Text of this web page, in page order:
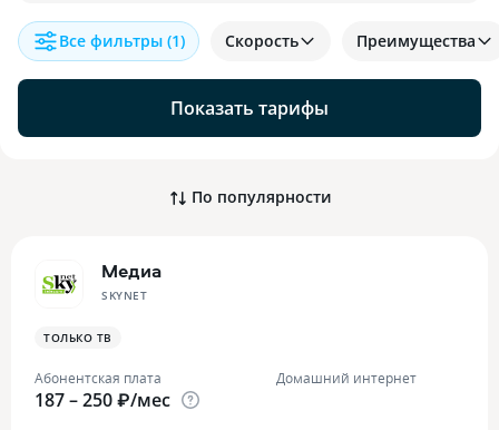
Показать тарифы
Все фильтры (1) Скорость Преимущества
По популярности
Медиа
SKYNET
ТОЛЬКО ТВ
Абонентская плата
187 – 250 ₽/мес
Домашний интернет